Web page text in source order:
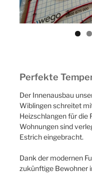
Perfekte
Der Innenausbau
Wiblingen schreitet
Heizschlangen für die
Wohnungen sind
Estrich eingebracht.
Dank der modernen
zukünftige Bewohner